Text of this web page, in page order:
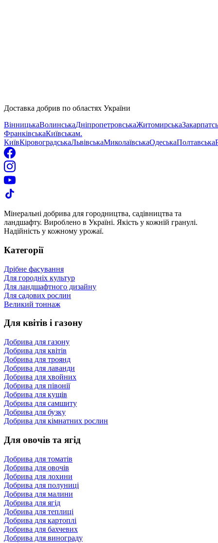
Доставка добрив по областях України
ВінницькаВолинськаДніпропетровськаЖитомирська
ФранківськаКиївськам.
КиївКіровоградськаЛьвівськаМиколаївськаОдеськаПолтавська
Мінеральні добрива для городництва, садівництва та
ландшафту. Вироблено в Україні. Якість у кожній гранулі.
Надійність у кожному урожаї.
Категорії
Дрібне фасування
Для городніх культур
Для ландшафтного дизайну
Для садових рослин
Великий тоннаж
Для квітів і газону
Добрива для газону
Добрива для квітів
Добрива для троянд
Добрива для лаванди
Добрива для хвойних
Добрива для півонії
Добрива для кущів
Добрива для самшиту
Добрива для бузку
Добрива для кімнатних рослин
Для овочів та ягід
Добрива для томатів
Добрива для овочів
Добрива для лохини
Добрива для полуниці
Добрива для малини
Добрива для ягід
Добрива для теплиці
Добрива для картоплі
Добрива для бахчевих
Добрива для винограду